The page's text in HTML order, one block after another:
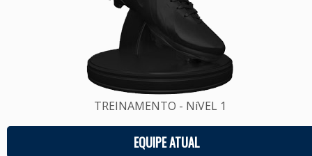
TREINAMENTO - NíVEL 1
EQUIPE ATUAL